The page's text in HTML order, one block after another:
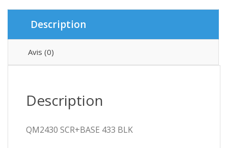
Description
Avis (0)
Description
QM2430 SCR+BASE 433 BLK